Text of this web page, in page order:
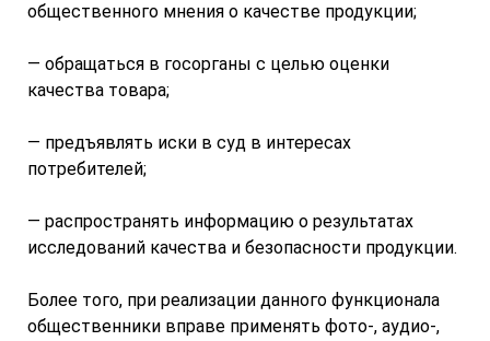
общественного мнения о качестве продукции;
— обращаться в госорганы с целью оценки
качества товара;
— предъявлять иски в суд в интересах
потребителей;
— распространять информацию о результатах
исследований качества и безопасности продукции.
Более того, при реализации данного функционала
общественники вправе применять фото-, аудио-,